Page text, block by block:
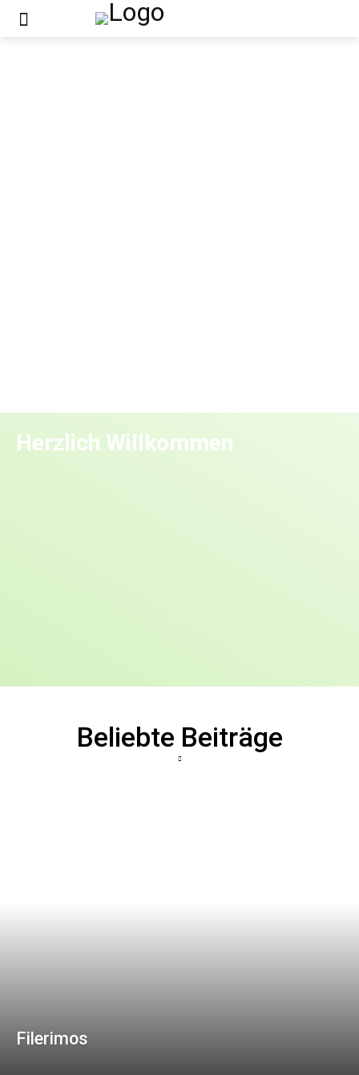
Herzlich Willkommen
Beliebte Beiträge
Filerimos